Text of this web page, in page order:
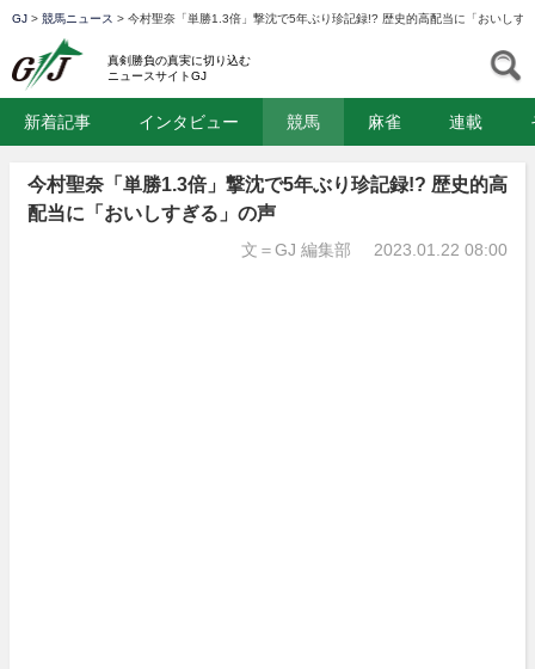
GJ > 競馬ニュース > 今村聖奈「単勝1.3倍」撃沈で5年ぶり珍記録!? 歴史的高配当に「おいしす
真剣勝負の真実に切り込む
ニュースサイトGJ
新着記事 インタビュー 競馬 麻雀 連載
今村聖奈「単勝1.3倍」撃沈で5年ぶり珍記録!? 歴史的高
配当に「おいしすぎる」の声
文＝GJ 編集部 2023.01.22 08:00